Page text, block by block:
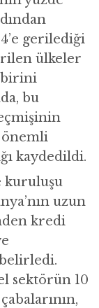
gerilediği
ülkeler
birini
bu
önemli
kaydedildi.
kuruluşu
uzun
kredi
sektörün 10